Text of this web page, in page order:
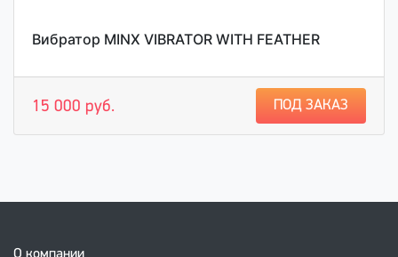
Вибратор MINX VIBRATOR WITH FEATHER
15 000 руб. ПОД ЗАКАЗ